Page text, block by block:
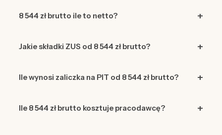
8 544 zł brutto ile to netto?
Jakie składki ZUS od 8 544 zł brutto?
Ile wynosi zaliczka na PIT od 8 544 zł brutto?
Ile 8 544 zł brutto kosztuje pracodawcę?